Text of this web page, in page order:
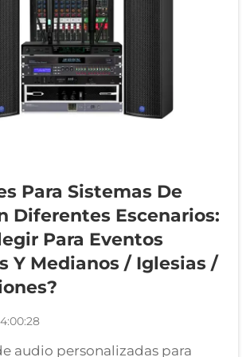
Para Sistemas De
Diferentes Escenarios:
Para Eventos
Y Medianos / Iglesias /
audio personalizadas para